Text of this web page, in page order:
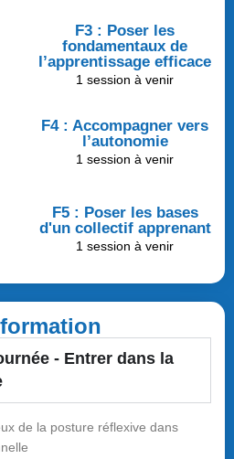
F3 : Poser les
fondamentaux de
l’apprentissage efficace
1 session à venir
F4 : Accompagner vers
l’autonomie
1 session à venir
F5 : Poser les bases
d'un collectif apprenant
1 session à venir
- Entrer dans la
de la posture réflexive dans